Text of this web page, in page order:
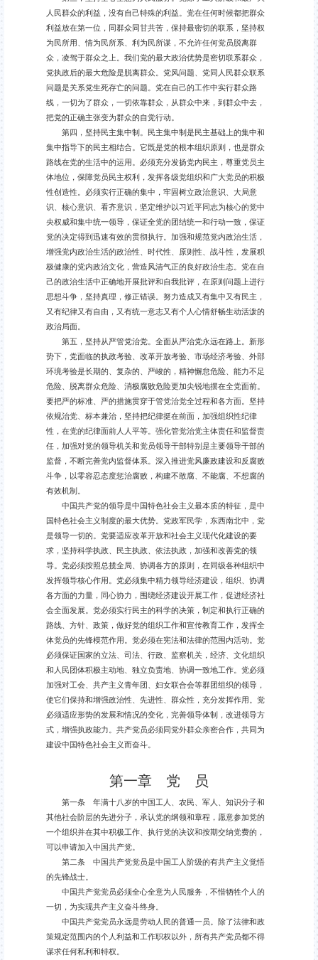
人民群众的利益，没有自己特殊的利益。党在任何时候都把群众
利益放在第一位，同群众同甘共苦，保持最密切的联系，坚持权
为民所用、情为民所系、利为民所谋，不允许任何党员脱离群
众，凌驾于群众之上。我们党的最大政治优势是密切联系群众，
党执政后的最大危险是脱离群众。党风问题、党同人民群众联系
问题是关系党生死存亡的问题。党在自己的工作中实行群众路
线，一切为了群众，一切依靠群众，从群众中来，到群众中去，
把党的正确主张变为群众的自觉行动。
第四，坚持民主集中制。民主集中制是民主基础上的集中和
集中指导下的民主相结合。它既是党的根本组织原则，也是群众
路线在党的生活中的运用。必须充分发扬党内民主，尊重党员主
体地位，保障党员民主权利，发挥各级党组织和广大党员的积极
性创造性。必须实行正确的集中，牢固树立政治意识、大局意
识、核心意识、看齐意识，坚定维护以习近平同志为核心的党中
央权威和集中统一领导，保证全党的团结统一和行动一致，保证
党的决定得到迅速有效的贯彻执行。加强和规范党内政治生活，
增强党内政治生活的政治性、时代性、原则性、战斗性，发展积
极健康的党内政治文化，营造风清气正的良好政治生态。党在自
己的政治生活中正确地开展批评和自我批评，在原则问题上进行
思想斗争，坚持真理，修正错误。努力造成又有集中又有民主，
又有纪律又有自由，又有统一意志又有个人心情舒畅生动活泼的
政治局面。
第五，坚持从严管党治党。全面从严治党永远在路上。新形
势下，党面临的执政考验、改革开放考验、市场经济考验、外部
环境考验是长期的、复杂的、严峻的，精神懈怠危险、能力不足
危险、脱离群众危险、消极腐败危险更加尖锐地摆在全党面前。
要把严的标准、严的措施贯穿于管党治党全过程和各方面。坚持
依规治党、标本兼治，坚持把纪律挺在前面，加强组织性纪律
性，在党的纪律面前人人平等。强化管党治党主体责任和监督责
任，加强对党的领导机关和党员领导干部特别是主要领导干部的
监督，不断完善党内监督体系。深入推进党风廉政建设和反腐败
斗争，以零容忍态度惩治腐败，构建不敢腐、不能腐、不想腐的
有效机制。
中国共产党的领导是中国特色社会主义最本质的特征，是中
国特色社会主义制度的最大优势。党政军民学，东西南北中，党
是领导一切的。党要适应改革开放和社会主义现代化建设的要
求，坚持科学执政、民主执政、依法执政，加强和改善党的领
导。党必须按照总揽全局、协调各方的原则，在同级各种组织中
发挥领导核心作用。党必须集中精力领导经济建设，组织、协调
各方面的力量，同心协力，围绕经济建设开展工作，促进经济社
会全面发展。党必须实行民主的科学的决策，制定和执行正确的
路线、方针、政策，做好党的组织工作和宣传教育工作，发挥全
体党员的先锋模范作用。党必须在宪法和法律的范围内活动。党
必须保证国家的立法、司法、行政、监察机关，经济、文化组织
和人民团体积极主动地、独立负责地、协调一致地工作。党必须
加强对工会、共产主义青年团、妇女联合会等群团组织的领导，
使它们保持和增强政治性、先进性、群众性，充分发挥作用。党
必须适应形势的发展和情况的变化，完善领导体制，改进领导方
式，增强执政能力。共产党员必须同党外群众亲密合作，共同为
建设中国特色社会主义而奋斗。
第一章 党 员
第一条 年满十八岁的中国工人、农民、军人、知识分子和
其他社会阶层的先进分子，承认党的纲领和章程，愿意参加党的
一个组织并在其中积极工作、执行党的决议和按期交纳党费的，
可以申请加入中国共产党。
第二条 中国共产党党员是中国工人阶级的有共产主义觉悟
的先锋战士。
中国共产党党员必须全心全意为人民服务，不惜牺牲个人的
一切，为实现共产主义奋斗终身。
中国共产党党员永远是劳动人民的普通一员。除了法律和政
策规定范围内的个人利益和工作职权以外，所有共产党员都不得
谋求任何私利和特权。